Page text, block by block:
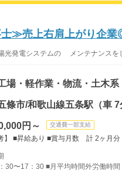
≫売上右肩上がり企業
光発電システムの メンテナンスを
場・軽作業・物流・土木系
條市/和歌山線五条駅（車 7
円～ 交通費一部支給
】 ■昇給あり ■賞与月数 計 2ヶ月
期
30〜17：30 ■月平均時間外労働時間